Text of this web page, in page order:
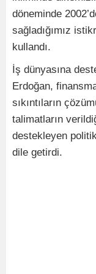
döneminde
sağladığımız
kullandı.
İş dünyasına
Erdoğan,
sıkıntıların
talimatların
destekleyen
dile getirdi.